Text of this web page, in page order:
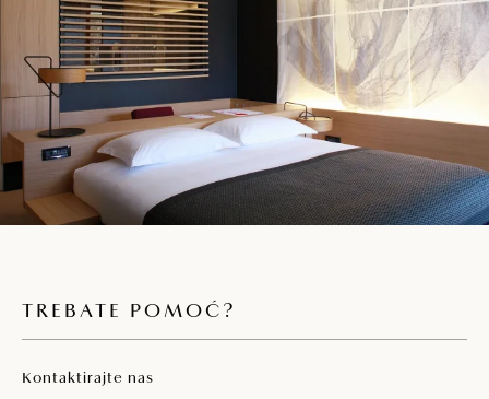
TREBATE POMOĆ?
Kontaktirajte nas